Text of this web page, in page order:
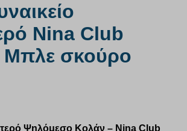
Nina Club
Μπλε σκούρο
Ψηλόμεσο Κολάν – Nina Club